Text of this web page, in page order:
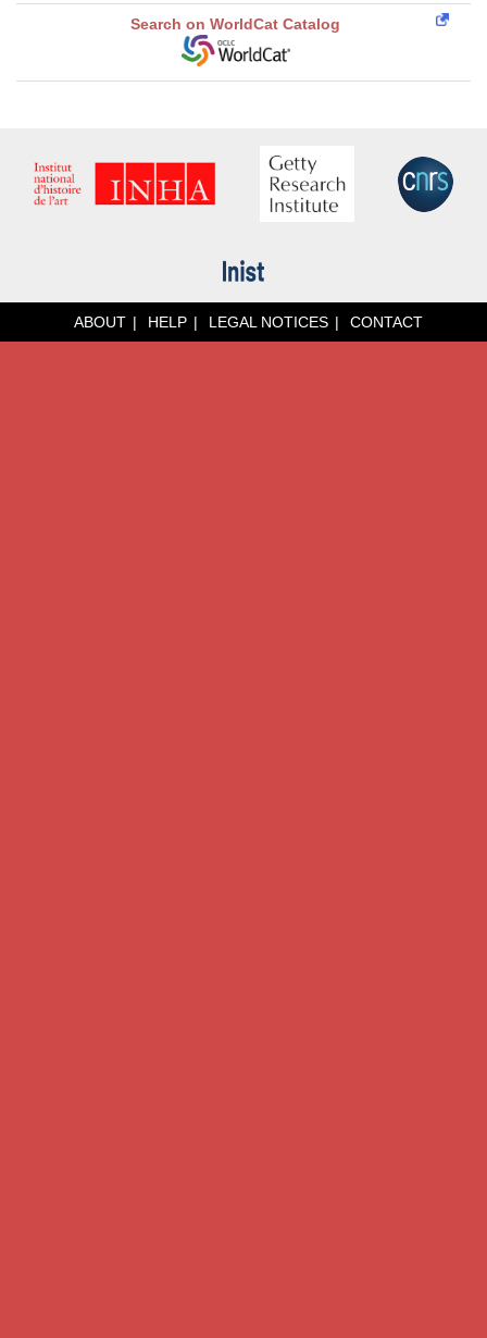
Search on WorldCat Catalog
ABOUT HELP LEGAL NOTICES CONTACT